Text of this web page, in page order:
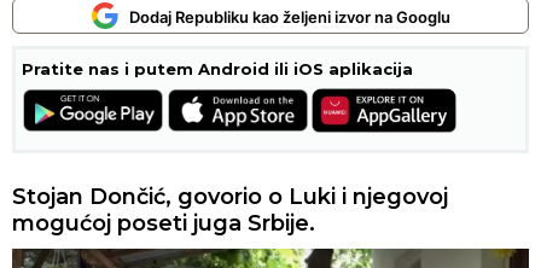
Dodaj Republiku kao željeni izvor na Googlu
Pratite nas i putem Android ili iOS aplikacija
Stojan Dončić, govorio o Luki i njegovoj
mogućoj poseti juga Srbije.